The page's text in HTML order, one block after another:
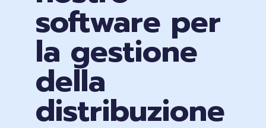
software per
la gestione
della
distribuzione